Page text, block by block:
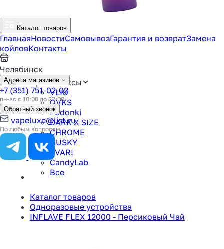
Аромамиксы
VLIQ
QVKS
Podonki
DARK X SIZE
CHROME
HUSKY
TVAR!
CandyLab
Все
Каталог товаров
ГлавнаяНовостиСамовывозГарантия и возвратЗамена
койловКонтакты
Челябинск
Адреса магазинов
+7 (351) 751-02-02
пн-вс с 10:00 до 22:00
Обратный звонок
vapeluxe@list.ru
По любым вопросам
Каталог товаров
Одноразовые устройства
INFLAVE FLEX 12000 - Персиковый Чай